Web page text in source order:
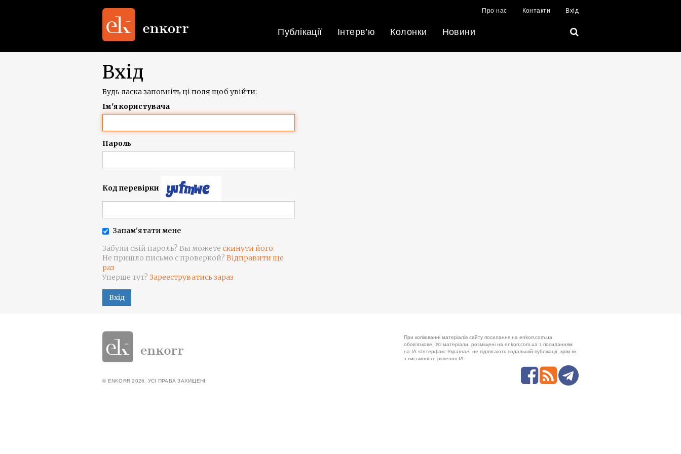
Про нас Контакти Вхід
Публікації Інтерв’ю Колонки Новини
Вхід
Будь ласка заповніть ці поля щоб увійти:
Ім'я користувача
Пароль
Код перевірки
Запам'ятати мене
Забули свій пароль? Вы можете скинути його.
Не пришло письмо с проверкой? Відправити ще
раз
Уперше тут? Зарееструватись зараз
Вхід
При копіюванні матеріалів сайту посилання на enkorr.com.ua
обов'язкове. Усі матеріали, розміщені на enkorr.com.ua з посиланням
на ІА «Інтерфакс-Україна», не підлягають подальшій публікації, крім як
з письмового рішення ІА.
© ENKORR 2026. УСІ ПРАВА ЗАХИЩЕНІ.